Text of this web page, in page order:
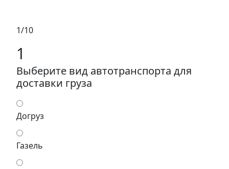
1/10
1
Выберите вид автотранспорта для
доставки груза
Догруз
Газель